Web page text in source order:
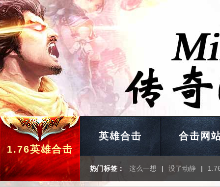
1.76英雄合击
英雄合击 合击网
热门标签： 这么一想 | 没了动静 |